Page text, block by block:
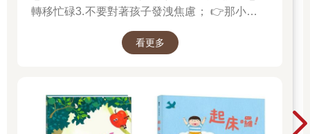
轉移忙碌3.不要對著孩子發洩焦慮； 👉那小朋友
也許是熟悉的玩偶增加安全感 2.與孩子分開時請
孩子一起迎接成長的過程！真是太好了！ 🎉金石
堂開學季！爸媽好輕鬆教你一站購足！文具、書
包、書套參展品全面5折起！👉文具滿777送80
看更多